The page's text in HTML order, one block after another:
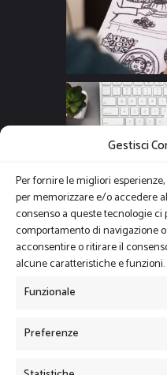
Gestisci
Per fornire le migliori
per memorizzare e/o accedere
consenso a queste tecnologie
comportamento di navigazione
acconsentire o ritirare il
alcune caratteristiche e funzioni.
Funzionale
Preferenze